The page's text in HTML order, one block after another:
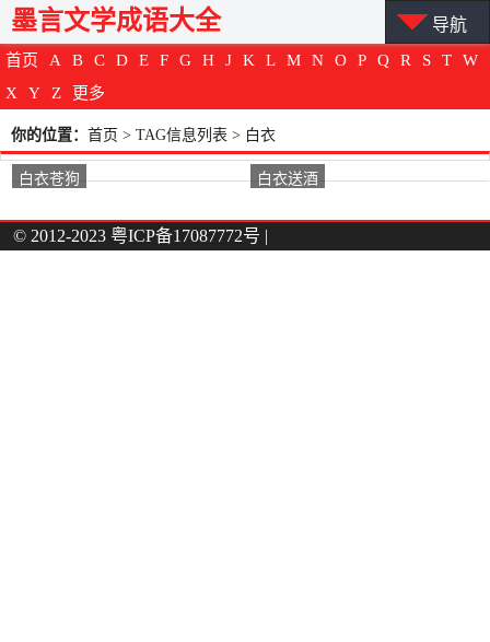
首页 A B C D E F G H J K L M N O P Q R S T
W
X
Y Z 更多
墨言文学成语大全 导航
你的位置： 首页 > TAG信息列表 > 白衣
白衣苍狗 白衣送酒
© 2012-2023 粤ICP备17087772号 |